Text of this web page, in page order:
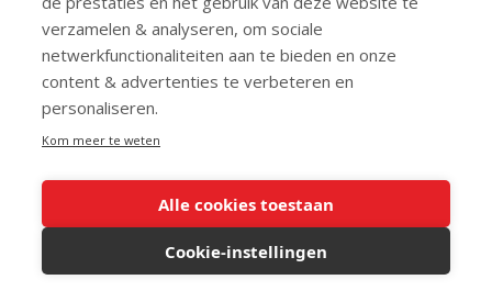
verzamelen & analyseren, om sociale
netwerkfunctionaliteiten aan te bieden en onze
content & advertenties te verbeteren en
personaliseren.
Kom meer te weten
Alle cookies toestaan
Cookie-instellingen
YouTube
VOLG MAURICE OP YOUTUBE
Wilt u belangrijke informatie delen met Maurice?
Stuur uw tip, vraag of verzoek naar de redactie